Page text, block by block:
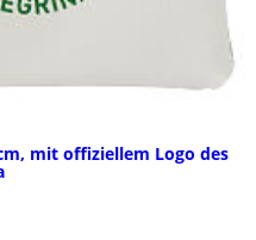
mit offiziellem Logo des